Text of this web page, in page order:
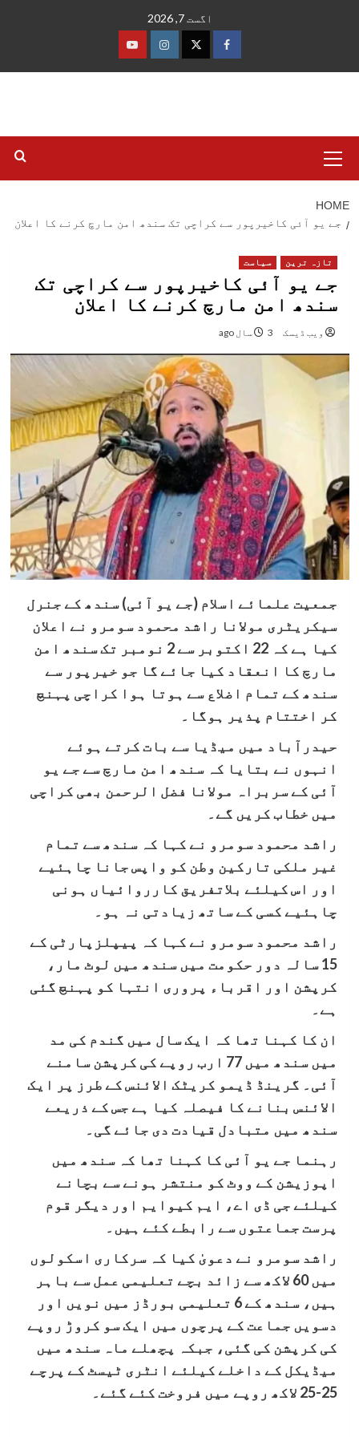
اگست 7, 2026
فیس
ٹوئٹرانسٹاگرام
یوٹیوب
Menu
HOME
جے یو آئی کاخیرپور سے کراچی تک سندھ امن مارچ کرنے کا اعلان
تازہ ترین سیاست
جے یو آئی کاخیرپور سے کراچی تک
سندھ امن مارچ کرنے کا اعلان
ویب ڈیسک 3 سال ago
جمعیت علمائے اسلام (جے یو آئی) سندھ کے جنرل
سیکریٹری مولانا راشد محمود سومرو نے اعلان
کیا ہے کہ 22 اکتوبر سے 2 نومبر تک سندھ امن
مارچ کا انعقاد کیا جائے گا جو خیرپور سے
سندھ کے تمام اضلاع سے ہوتا ہوا کراچی پہنچ
کر اختتام پذیر ہوگا۔
حیدرآباد میں میڈیا سے بات کرتے ہوئے
انہوں نے بتایا کہ سندھ امن مارچ سے جے یو
آئی کے سربراہ مولانا فضل الرحمن بھی کراچی
میں خطاب کریں گے۔
راشد محمود سومرو نے کہا کہ سندھ سے تمام
غیر ملکی تارکین وطن کو واپس جانا چاہئیے
اور اس کیلئے بلاتفریق کارروائیاں ہونی
چاہئیے کسی کے ساتھ زیادتی نہ ہو۔
راشد محمود سومرو نے کہا کہ پیپلزپارٹی کے
15 سالہ دور حکومت میں سندھ میں لوٹ مار،
کرپشن اور اقرباء پروری انتہا کو پہنچ گئی
ہے۔
ان کا کہنا تھا کہ ایک سال میں گندم کی مد
میں سندھ میں 77 ارب روپے کی کرپشن سامنے
آئی۔ گرینڈ ڈیمو کریٹک الائنس کے طرز پر ایک
الائنس بنانے کا فیصلہ کیا ہے جس کے ذریعے
سندھ میں متبادل قیادت دی جائے گی۔
رہنما جے یو آئی کا کہنا تھا کہ سندھ میں
اپوزیشن کے ووٹ کو منتشر ہونے سے بچانے
کیلئے جی ڈی اے، ایم کیوایم اور دیگر قوم
پرست جماعتوں سے رابطے کئے ہیں۔
راشد سومرو نے دعویٰ کیا کہ سرکاری اسکولوں
میں 60 لاکھ سے زائد بچے تعلیمی عمل سے باہر
ہیں، سندھ کے 6 تعلیمی بورڈز میں نویں اور
دسویں جماعت کے پرچوں میں ایک سو کروڑ روپے
کی کرپشن کی گئی، جبکہ پچھلے ماہ سندھ میں
میڈیکل کے داخلے کیلئے انٹری ٹیسٹ کے پرچے
25-25 لاکھ روپے میں فروخت کئے گئے۔